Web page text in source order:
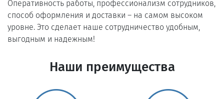
Оперативность работы, профессионализм сотрудников,
способ оформления и доставки – на самом высоком
уровне. Это сделает наше сотрудничество удобным,
выгодным и надежным!
Наши преимущества